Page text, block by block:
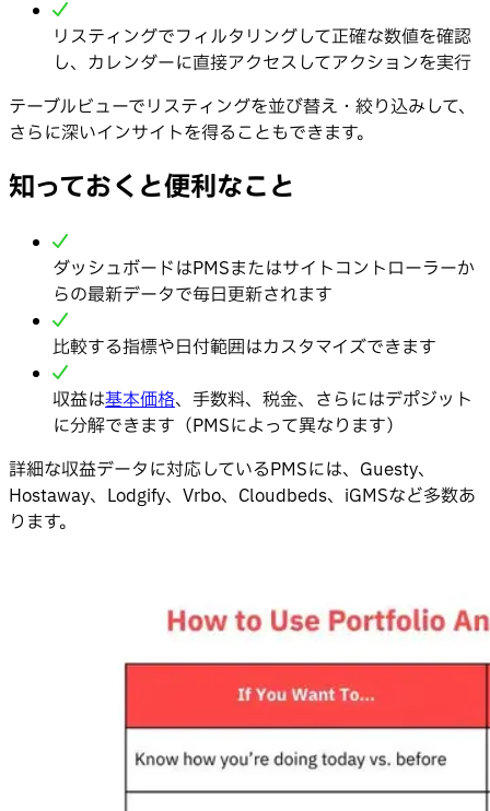
リスティングでフィルタリングして正確な数値を確認
し、カレンダーに直接アクセスしてアクションを実行
テーブルビューでリスティングを並び替え・絞り込みして、
さらに深いインサイトを得ることもできます。
知っておくと便利なこと
ダッシュボードはPMSまたはサイトコントローラーか
らの最新データで毎日更新されます
比較する指標や日付範囲はカスタマイズできます
収益は基本価格、手数料、税金、さらにはデポジット
に分解できます（PMSによって異なります）
詳細な収益データに対応しているPMSには、Guesty、
Hostaway、Lodgify、Vrbo、Cloudbeds、iGMSなど多数あ
ります。